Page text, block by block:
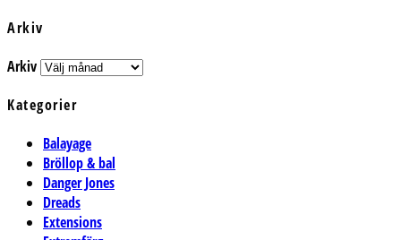
Arkiv
Arkiv
Kategorier
Balayage
Bröllop & bal
Danger Jones
Dreads
Extensions